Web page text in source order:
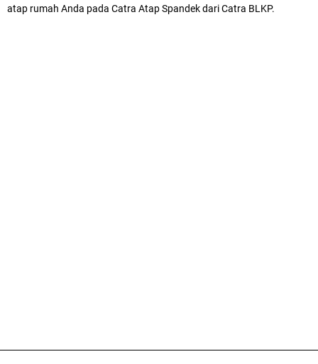
atap rumah Anda pada Catra Atap Spandek dari Catra BLKP.